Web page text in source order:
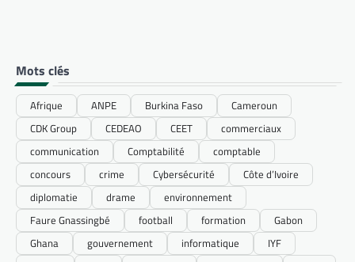
Mots clés
Afrique ANPE Burkina Faso
Cameroun
CDK Group
CEDEAO CEET
commerciaux
communication
Comptabilité
comptable
concours
crime Cybersécurité
Côte d’Ivoire
diplomatie
drame
environnement
Faure Gnassingbé
football formation
Gabon
Ghana
gouvernement informatique
IYF